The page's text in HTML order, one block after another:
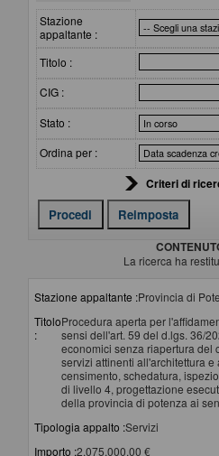
Stazione
appaltante :
Titolo :
CIG :
Stato :
Ordina per :
Criteri di
La ricerca ha
Stazione appaltante :Provincia di
Titolo
:
Procedura aperta per
sensi dell'art. 59 del d.lgs. 36/
economici senza riapertura del
servizi attinenti all'architettura
censimento, schedatura,
di livello 4, progettazione
della provincia di potenza ai
Tipologia appalto :Servizi
Importo :2.075.000,00 €